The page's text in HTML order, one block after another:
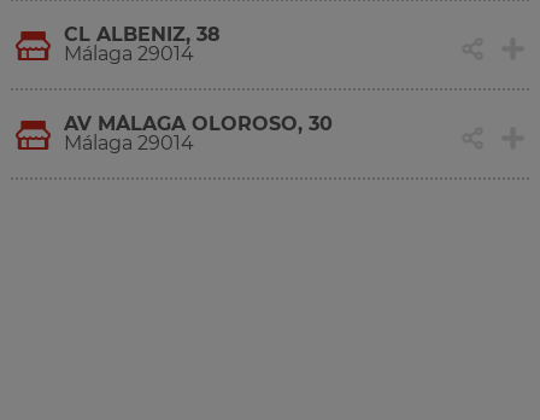
CL ALBENIZ, 38
Málaga 29014
AV MÁLAGA OLOROSO, 30
Málaga 29014